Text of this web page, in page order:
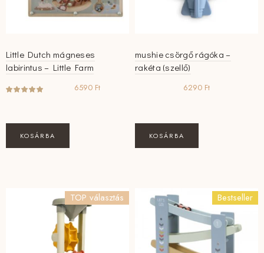
Little Dutch mágneses
labirintus – Little Farm
6590 Ft
KOSÁRBA
mushie csörgő rágóka –
rakéta (szellő)
6290 Ft
KOSÁRBA
TOP választás Bestseller